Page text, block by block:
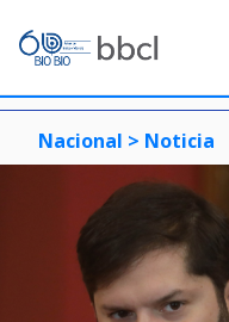
Nacional > Noticia